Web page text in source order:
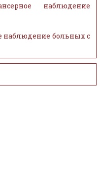
наблюдение
наблюдение больных с